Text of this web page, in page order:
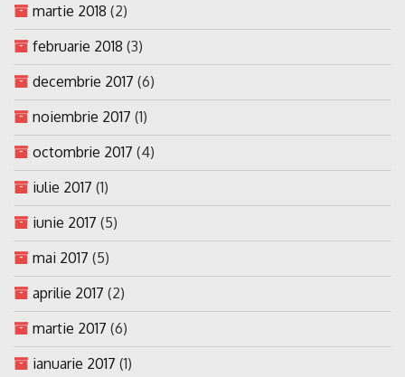
martie 2018 (2)
februarie 2018 (3)
decembrie 2017 (6)
noiembrie 2017 (1)
octombrie 2017 (4)
iulie 2017 (1)
iunie 2017 (5)
mai 2017 (5)
aprilie 2017 (2)
martie 2017 (6)
ianuarie 2017 (1)